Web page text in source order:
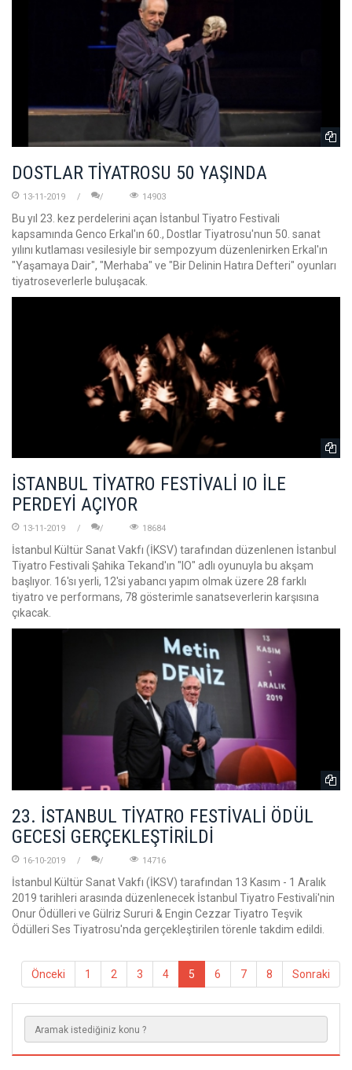
DOSTLAR TİYATROSU 50 YAŞINDA
13-11-2019 14903
Bu yıl 23. kez perdelerini açan İstanbul Tiyatro Festivali
kapsamında Genco Erkal'ın 60., Dostlar Tiyatrosu'nun 50. sanat
yılını kutlaması vesilesiyle bir sempozyum düzenlenirken Erkal'ın
"Yaşamaya Dair", "Merhaba" ve "Bir Delinin Hatıra Defteri" oyunları
tiyatroseverlerle buluşacak.
İSTANBUL TİYATRO FESTİVALİ IO İLE
PERDEYİ AÇIYOR
13-11-2019 18684
İstanbul Kültür Sanat Vakfı (İKSV) tarafından düzenlenen İstanbul
Tiyatro Festivali Şahika Tekand'ın "IO" adlı oyunuyla bu akşam
başlıyor. 16'sı yerli, 12'si yabancı yapım olmak üzere 28 farklı
tiyatro ve performans, 78 gösterimle sanatseverlerin karşısına
çıkacak.
23. İSTANBUL TİYATRO FESTİVALİ ÖDÜL
GECESİ GERÇEKLEŞTİRİLDİ
16-10-2019 14716
İstanbul Kültür Sanat Vakfı (İKSV) tarafından 13 Kasım - 1 Aralık
2019 tarihleri arasında düzenlenecek İstanbul Tiyatro Festivali'nin
Onur Ödülleri ve Gülriz Sururi & Engin Cezzar Tiyatro Teşvik
Ödülleri Ses Tiyatrosu'nda gerçekleştirilen törenle takdim edildi.
Önceki 1 2 3 4 5 6 7 8 Sonraki